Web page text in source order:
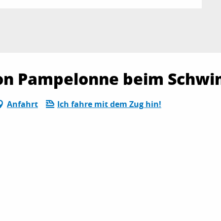
Pampelonne beim
Anfahrt Ich fahre mit dem Zug hin!